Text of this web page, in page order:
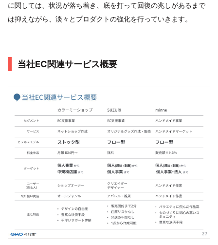
に関しては、状況が落ち着き、底を打って回復の兆しがあるまで
は抑えながら、淡々とプロダクトの強化を行っていきます。
当社EC関連サービス概要